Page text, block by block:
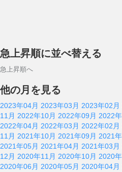
急上昇順に並べ替える
急上昇順へ
他の月を見る
2023年04月 2023年03月 2023年02月
11月 2022年10月 2022年09月 2022
2022年04月 2022年03月 2022年02月
11月 2021年10月 2021年09月 2021
2021年05月 2021年04月 2021年03月
12月 2020年11月 2020年10月 2020
2020年06月 2020年05月 2020年04月